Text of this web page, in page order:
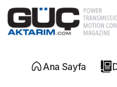
Ana Sayfa